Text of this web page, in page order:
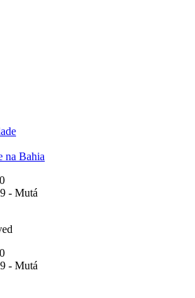
na Bahia
- Mutá
- Mutá